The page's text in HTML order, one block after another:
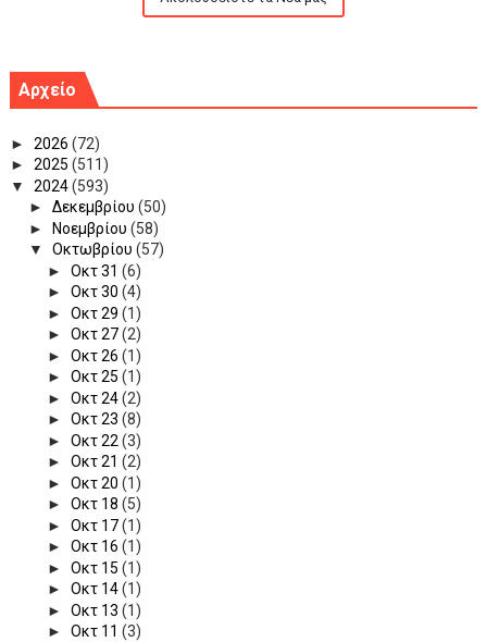
Αρχείο
► 2026 (72)
► 2025 (511)
▼ 2024(593)
► Δεκεμβρίου (50)
►
Νοεμβρίου (58)
▼ Οκτωβρίου (57)
► Οκτ 31 (6)
► Οκτ 30 (4)
► Οκτ 29 (1)
► Οκτ 27(2)
► Οκτ 26 (1)
► Οκτ 25 (1)
► Οκτ 24(2)
► Οκτ 23 (8)
► Οκτ 22 (3)
► Οκτ 21 (2)
► Οκτ 20 (1)
► Οκτ 18 (5)
► Οκτ 17(1)
► Οκτ 16 (1)
► Οκτ 15 (1)
► Οκτ 14(1)
► Οκτ 13 (1)
► Οκτ 11 (3)